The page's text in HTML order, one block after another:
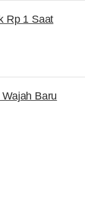
Rp 1 Saat
Baru